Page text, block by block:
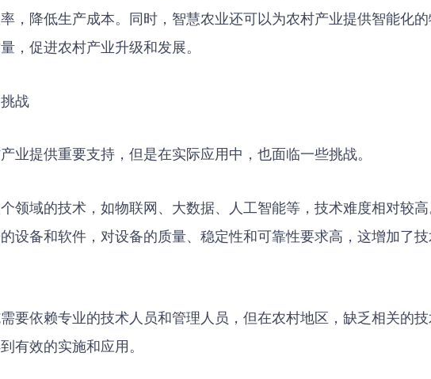
，降低生产成本。同时，智慧农业还可以为农村产业提供智能化的
，促进农村产业升级和发展。
战
业提供重要支持，但是在实际应用中，也面临一些挑战。
领域的技术，如物联网、大数据、人工智能等，技术难度相对较高
设备和软件，对设备的质量、稳定性和可靠性要求高，这增加了技
要依赖专业的技术人员和管理人员，但在农村地区，缺乏相关的技
有效的实施和应用。